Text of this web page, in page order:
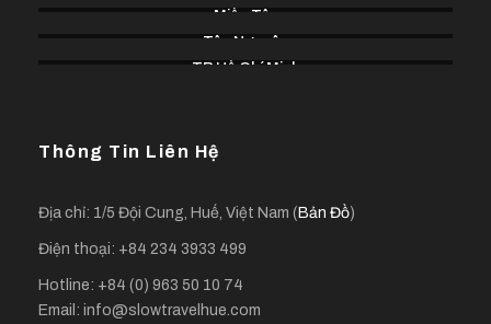
Miền Tây
Tây Nguyên
TP Hồ Chí Minh
Thông Tin Liên Hệ
Địa chỉ: 1/5 Đội Cung, Huế, Việt Nam ( Bản Đồ)
Điện thoại: +84 234 3933 499
Hotline: +84 (0) 963 50 10 74
Email: info@slowtravelhue.com